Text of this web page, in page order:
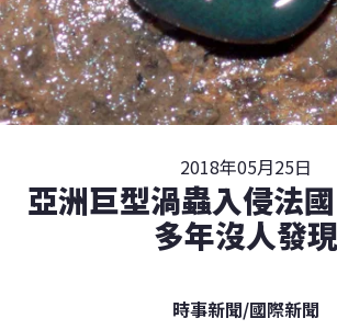
2018年05月25日
亞洲巨型渦蟲入侵法
多年沒人發現
時事新聞/國際新聞